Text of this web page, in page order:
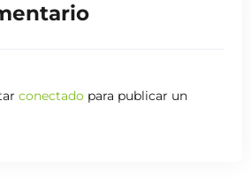
conectado para publicar un